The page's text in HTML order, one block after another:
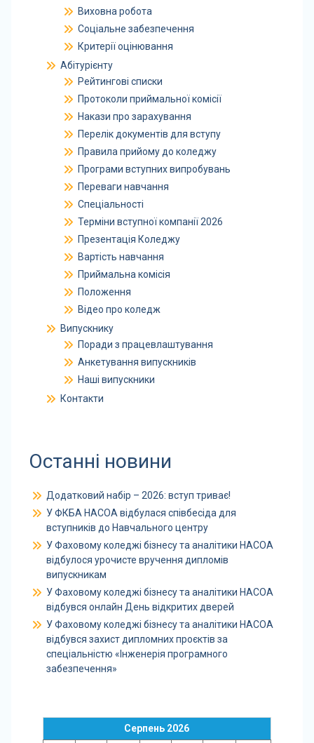
Виховна робота
Соціальне забезпечення
Критерії оцінювання
Абітурієнту
Рейтингові списки
Протоколи приймальної комісії
Накази про зарахування
Перелік документів для вступу
Правила прийому до коледжу
Програми вступних випробувань
Переваги навчання
Спеціальності
Терміни вступної компанії 2026
Презентація Коледжу
Вартість навчання
Приймальна комісія
Положення
Відео про коледж
Випускнику
Поради з працевлаштування
Анкетування випускників
Наші випускники
Контакти
Останні новини
Додатковий набір – 2026: вступ триває!
У ФКБА НАСОА відбулася співбесіда для
вступників до Навчального центру
У Фаховому коледжі бізнесу та аналітики НАСОА
відбулося урочисте вручення дипломів
випускникам
У Фаховому коледжі бізнесу та аналітики НАСОА
відбувся онлайн День відкритих дверей
У Фаховому коледжі бізнесу та аналітики НАСОА
відбувся захист дипломних проєктів за
спеціальністю «Інженерія програмного
забезпечення»
Серпень 2026